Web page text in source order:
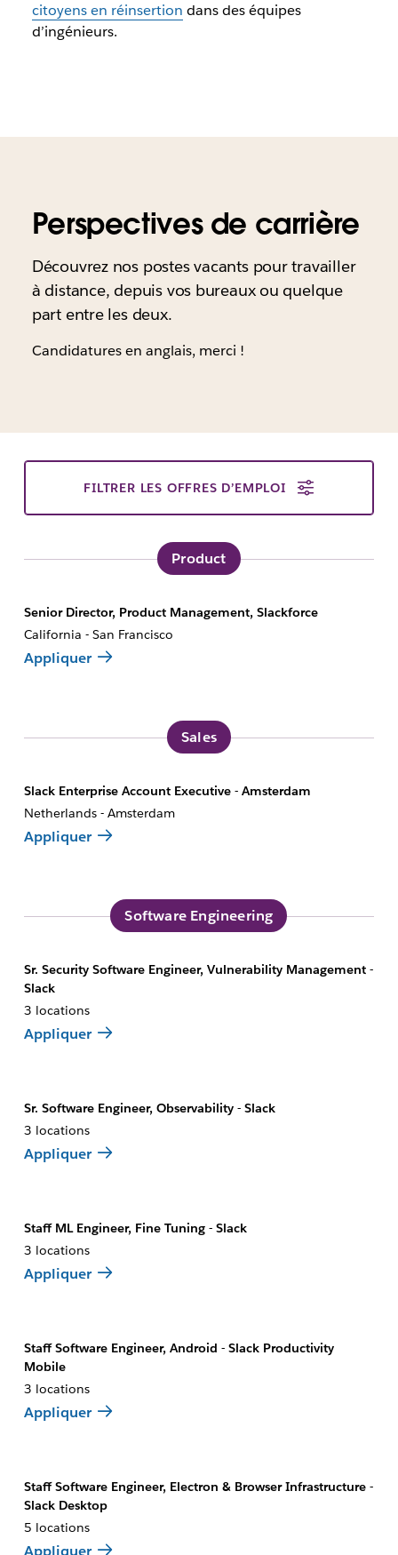
citoyens en réinsertion dans des équipes
d’ingénieurs.
Perspectives de carrière
Découvrez nos postes vacants pour travailler
à distance, depuis vos bureaux ou quelque
part entre les deux.
Candidatures en anglais, merci !
FILTRER LES OFFRES D’EMPLOI
Product
Senior Director, Product Management, Slackforce
California - San Francisco
Appliquer
Sales
Slack Enterprise Account Executive - Amsterdam
Netherlands - Amsterdam
Appliquer
Software Engineering
Sr. Security Software Engineer, Vulnerability Management -
Slack
3 locations
Appliquer
Sr. Software Engineer, Observability - Slack
3 locations
Appliquer
Staff ML Engineer, Fine Tuning - Slack
3 locations
Appliquer
Staff Software Engineer, Android - Slack Productivity
Mobile
3 locations
Appliquer
Staff Software Engineer, Electron & Browser Infrastructure -
Slack Desktop
5 locations
Appliquer